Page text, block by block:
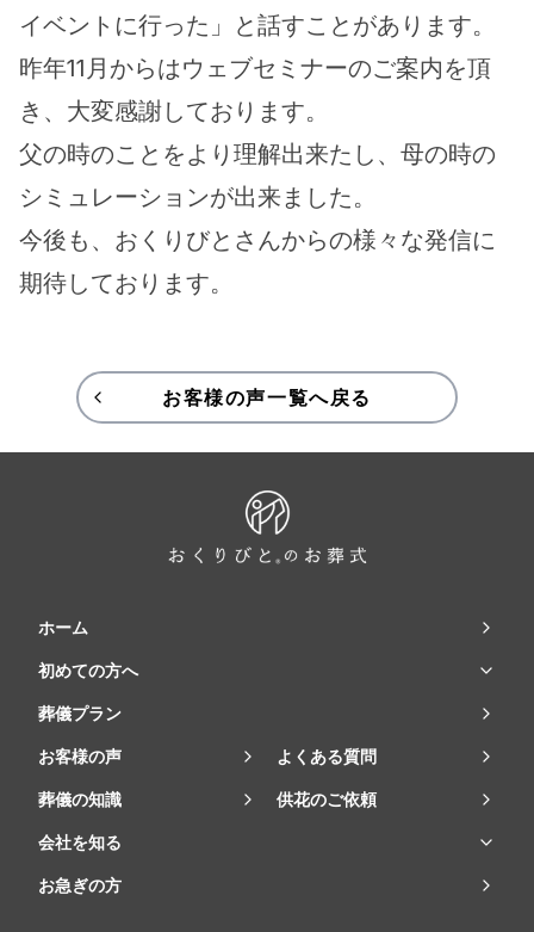
イベントに行った」と話すことがあります。
昨年11月からはウェブセミナーのご案内を頂
き、大変感謝しております。
父の時のことをより理解出来たし、母の時の
シミュレーションが出来ました。
今後も、おくりびとさんからの様々な発信に
期待しております。
お客様の声一覧へ戻る
ホーム
初めての方へ
葬儀プラン
お客様の声 よくある質問
葬儀の知識 供花のご依頼
会社を知る
お急ぎの方